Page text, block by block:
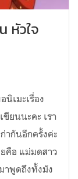
หัวใจ
เมะเรื่อง
ยนนะคะ เรา
ากันอีกครั้งค่ะ
คือ แม่มดสาว
าพูดถึงทั้งมัง